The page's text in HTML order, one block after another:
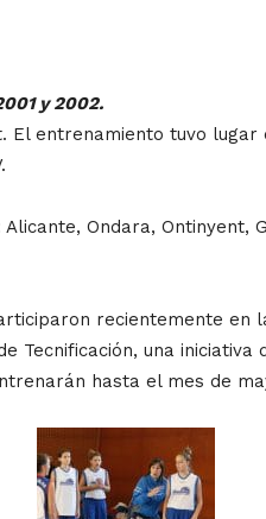
y 2002.
El entrenamiento tuvo lugar
Ondara, Ontinyent,
recientemente en
Tecnificación, una iniciativa
hasta el mes de